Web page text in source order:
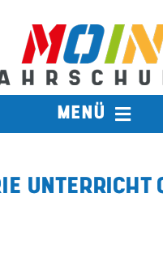
MENÜ
UNTERRICHT